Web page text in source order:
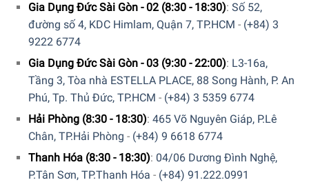
Chảo inox chống dính WMF Profi Resist 28 cm được làm từ
chất liệu cao cấp
Gia Dụng Đức Sài Gòn - 02 (8:30 - 18:30): Số 52,
đường số 4, KDC Himlam, Quận 7, TP.HCM - (+84) 3
9222 6774
Gia Dụng Đức Sài Gòn - 03 (9:30 - 22:00): L3-16a,
Tầng 3, Tòa nhà ESTELLA PLACE, 88 Song Hành, P. An
Phú, Tp. Thủ Đức, TP.HCM - (+84) 3 5359 6774
Hải Phòng (8:30 - 18:30): 465 Võ Nguyên Giáp, P.Lê
Chân, TP.Hải Phòng - (+84) 9 6618 6774
Thanh Hóa (8:30 - 18:30): 04/06 Dương Đình Nghệ,
P.Tân Sơn, TP.Thanh Hóa - (+84) 91.222.0991